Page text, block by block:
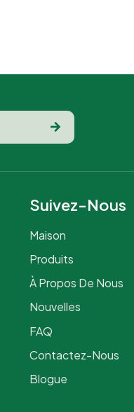
Suivez-Nous
Maison
Produits
À Propos De Nous
Nouvelles
FAQ
Contactez-Nous
Blogue